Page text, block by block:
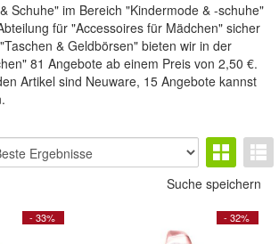
Schuhe" im Bereich "Kindermode & -schuhe"
für "Accessoires für Mädchen" sicher
& Geldbörsen" bieten wir in der
81 Angebote ab einem Preis von 2,50 €.
Artikel sind Neuware, 15 Angebote kannst
Suche speichern
- 33% - 32%